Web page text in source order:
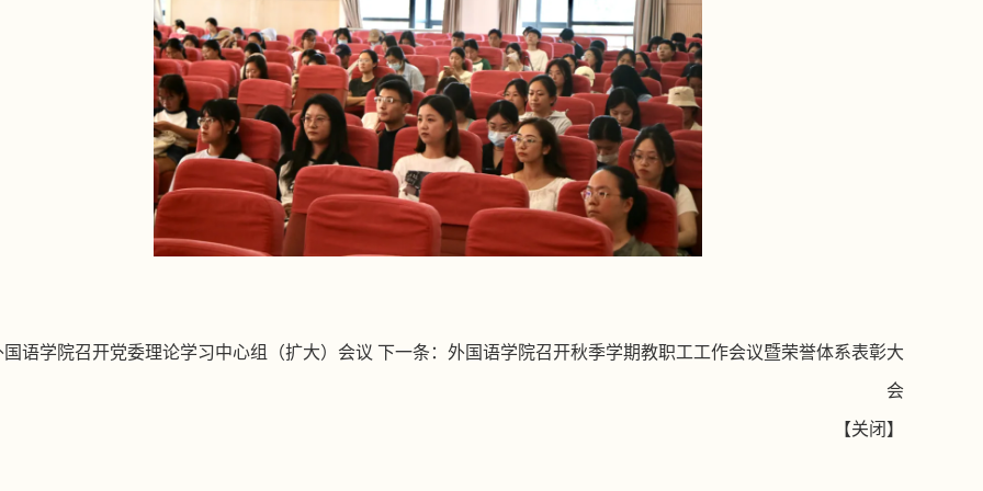
国语学院召开党委理论学习中心组（扩大）会议 下一条： 外国语学院召开秋季学期教职工工作会议暨荣誉体系表彰大
会
【关闭 】